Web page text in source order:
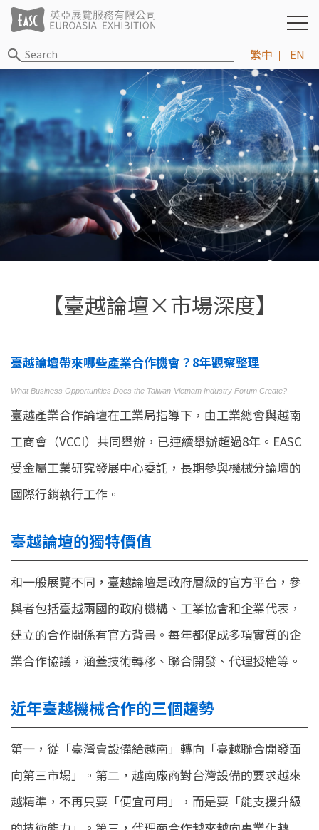
繁中 EN
【臺越論壇×市場深度】
臺越論壇帶來哪些產業合作機會？8年觀察整理
What Business Opportunities Does the Taiwan-Vietnam Industry Forum Create?
臺越產業合作論壇在工業局指導下，由工業總會與越南
工商會（VCCI）共同舉辦，已連續舉辦超過8年。EASC
受金屬工業研究發展中心委託，長期參與機械分論壇的
國際行銷執行工作。
臺越論壇的獨特價值
和一般展覽不同，臺越論壇是政府層級的官方平台，參
與者包括臺越兩國的政府機構、工業協會和企業代表，
建立的合作關係有官方背書。每年都促成多項實質的企
業合作協議，涵蓋技術轉移、聯合開發、代理授權等。
近年臺越機械合作的三個趨勢
第一，從「臺灣賣設備給越南」轉向「臺越聯合開發面
向第三市場」。第二，越南廠商對台灣設備的要求越來
越精準，不再只要「便宜可用」，而是要「能支援升級